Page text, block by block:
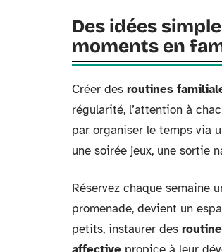
Des idées
moments en
Créer des routines
régularité, l’attention à
par organiser le temps via
une soirée jeux, une sortie
Réservez chaque semaine
promenade, devient un
petits, instaurer des